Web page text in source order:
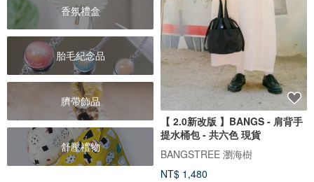
香氛禮盒
胎毛紀念品
臍帶飾品
舒壓禮物
【 2.0新改版 】BANGS - 肩背手
提水桶包 - 共六色 現貨
BANGSTREE 瀏海樹
NT$ 1,480